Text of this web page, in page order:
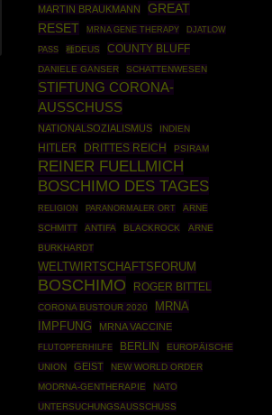
MARTIN BRAUKMANN
GREAT
RESET
MRNA GENE THERAPY DJATLOW
PASS 種DEUS COUNTY BLUFF
DANIELE GANSER SCHATTENWESEN
STIFTUNG CORONA-
AUSSCHUSS
NATIONALSOZIALISMUS INDIEN
HITLER DRITTES REICH PSIRAM
REINER FUELLMICH
BOSCHIMO DES TAGES
RELIGION PARANORMALER ORT
ARNE
SCHMITT
ANTIFA BLACKROCK
ARNE
BURKHARDT
WELTWIRTSCHAFTSFORUM
BOSCHIMO ROGER BITTEL
CORONA BUSTOUR 2020
MRNA
IMPFUNG
MRNA VACCINE
FLUTOPFERHILFE BERLIN
EUROPÄISCHE
UNION
GEIST
NEW WORLD ORDER
MODRNA-GENTHERAPIE
NATO
UNTERSUCHUNGSAUSSCHUSS